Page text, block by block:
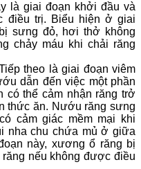
là giai đoạn khởi đầu và
điều trị. Biểu hiện ở giai
sưng đỏ, hơi thở không
chảy máu khi chải răng
theo là giai đoạn viêm
dẫn đến việc một phần
có thể cảm nhận răng trở
thức ăn. Nướu răng sưng
cảm giác mềm mại khi
nha chu chứa mủ ở giữa
này, xương ổ răng bị
nếu không được điều